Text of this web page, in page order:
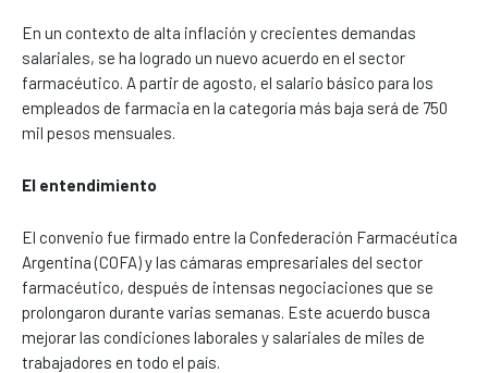
En un contexto de alta inflación y crecientes demandas
salariales, se ha logrado un nuevo acuerdo en el sector
farmacéutico. A partir de agosto, el salario básico para los
empleados de farmacia en la categoría más baja será de 750
mil pesos mensuales.
El entendimiento
El convenio fue firmado entre la Confederación Farmacéutica
Argentina (COFA) y las cámaras empresariales del sector
farmacéutico, después de intensas negociaciones que se
prolongaron durante varias semanas. Este acuerdo busca
mejorar las condiciones laborales y salariales de miles de
trabajadores en todo el país.